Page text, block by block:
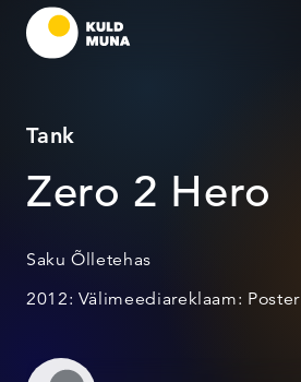
Tank
Zero 2 Hero
Saku Õlletehas
2012: Välimeediareklaam: Poster